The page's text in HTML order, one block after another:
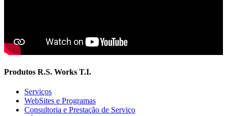
Produtos R.S. Works T.I.
Serviços
WebSites e Programas
Consultoria e Prestação de Serviço